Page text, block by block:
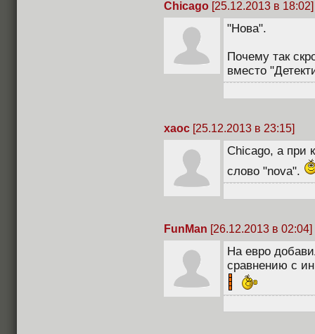
Chicago [25.12.2013 в 18:02]
"Нова".
Почему так
вместо
xaoc [25.12.2013 в 23:15]
Chicago, а при
слово "nova".
FunMan [26.12.2013 в 02:04]
На евро
сравнению с